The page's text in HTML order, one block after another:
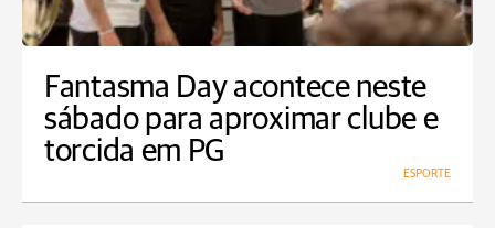
Fantasma Day acontece neste
sábado para aproximar clube e
torcida em PG
ESPORTE